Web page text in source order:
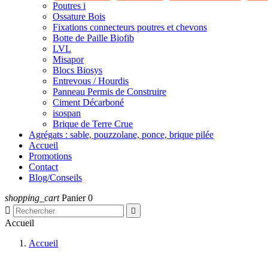
Poutres i
Ossature Bois
Fixations connecteurs poutres et chevons
Botte de Paille Biofib
LVL
Misapor
Blocs Biosys
Entrevous / Hourdis
Panneau Permis de Construire
Ciment Décarboné
isospan
Brique de Terre Crue
Agrégats : sable, pouzzolane, ponce, brique pilée
Accueil
Promotions
Contact
Blog/Conseils
shopping_cart Panier 0


Accueil
Accueil